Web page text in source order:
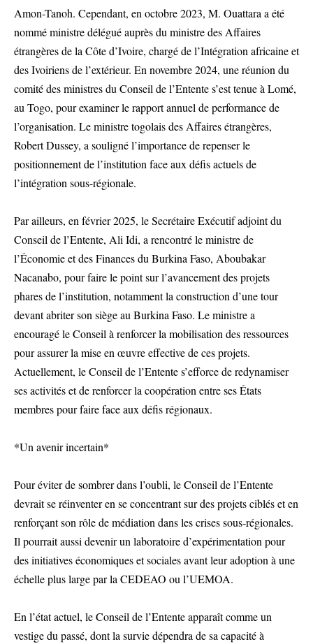
Amon-Tanoh. Cependant, en octobre 2023, M. Ouattara a été
nommé ministre délégué auprès du ministre des Affaires
étrangères de la Côte d’Ivoire, chargé de l’Intégration africaine et
des Ivoiriens de l’extérieur. En novembre 2024, une réunion du
comité des ministres du Conseil de l’Entente s’est tenue à Lomé,
au Togo, pour examiner le rapport annuel de performance de
l’organisation. Le ministre togolais des Affaires étrangères,
Robert Dussey, a souligné l’importance de repenser le
positionnement de l’institution face aux défis actuels de
l’intégration sous-régionale.
Par ailleurs, en février 2025, le Secrétaire Exécutif adjoint du
Conseil de l’Entente, Ali Idi, a rencontré le ministre de
l’Économie et des Finances du Burkina Faso, Aboubakar
Nacanabo, pour faire le point sur l’avancement des projets
phares de l’institution, notamment la construction d’une tour
devant abriter son siège au Burkina Faso. Le ministre a
encouragé le Conseil à renforcer la mobilisation des ressources
pour assurer la mise en œuvre effective de ces projets.
Actuellement, le Conseil de l’Entente s’efforce de redynamiser
ses activités et de renforcer la coopération entre ses États
membres pour faire face aux défis régionaux.
*Un avenir incertain*
Pour éviter de sombrer dans l’oubli, le Conseil de l’Entente
devrait se réinventer en se concentrant sur des projets ciblés et en
renforçant son rôle de médiation dans les crises sous-régionales.
Il pourrait aussi devenir un laboratoire d’expérimentation pour
des initiatives économiques et sociales avant leur adoption à une
échelle plus large par la CEDEAO ou l’UEMOA.
En l’état actuel, le Conseil de l’Entente apparaît comme un
vestige du passé, dont la survie dépendra de sa capacité à